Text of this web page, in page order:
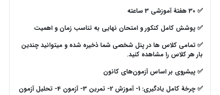
✅ 30 هفتۀ آموزشی 3 ساعته
✅ پوشش کامل کنکور و امتحان نهایی به تناسب زمان و اهمیت
✅ تمامی کلاس ها در پنل شخصی شما ذخیره شده و میتوانید چندین
بار هر کلاس را مشاهده کنید.
✅ پیشروی بر اساس آزمون‌های کانون
✅ چرخۀ کامل یادگیری: 1- آموزش
2- تمرین 3- آزمون 4- تحلیل آزمون